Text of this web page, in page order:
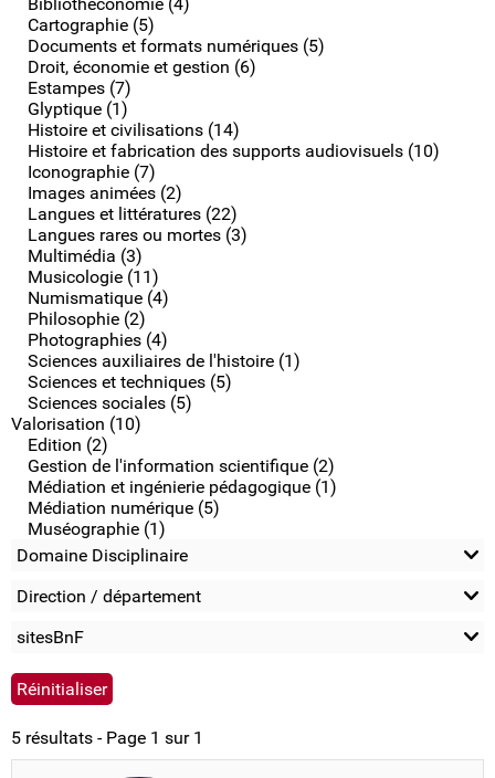
Cartographie (5)
Documents et formats numériques (5)
Droit, économie et gestion (6)
Estampes (7)
Glyptique (1)
Histoire et civilisations (14)
Histoire et fabrication des supports audiovisuels (10)
Iconographie (7)
Images animées (2)
Langues et littératures (22)
Langues rares ou mortes (3)
Multimédia (3)
Musicologie (11)
Numismatique (4)
Philosophie (2)
Photographies (4)
Sciences auxiliaires de l'histoire (1)
Sciences et techniques (5)
Sciences sociales (5)
Valorisation (10)
Edition (2)
Gestion de l'information scientifique (2)
Médiation et ingénierie pédagogique (1)
Médiation numérique (5)
Muséographie (1)
Domaine Disciplinaire
Direction / département
sitesBnF
5 résultats - Page 1 sur 1